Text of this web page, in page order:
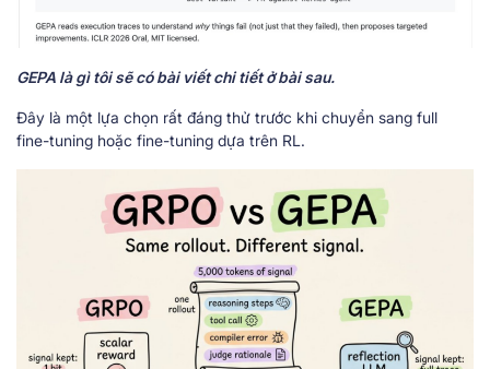
GEPA là gì tôi sẽ có bài viết chi tiết ở bài sau.
Đây là một lựa chọn rất đáng thử trước khi chuyển sang full
fine-tuning hoặc fine-tuning dựa trên RL.